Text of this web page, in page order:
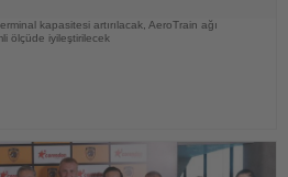
kapasitesi artırılacak, AeroTrain ağı
ölçüde iyileştirilecek